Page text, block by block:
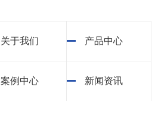
关于我们 产品中心
案例中心 新闻资讯